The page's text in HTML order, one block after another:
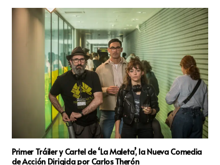
Primer Tráiler y Cartel de ‘La Maleta’, la Nueva Comedia
de Acción Dirigida por Carlos Therón